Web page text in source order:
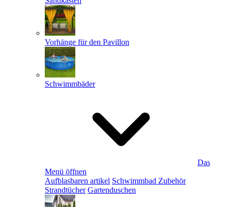
Vorhänge für den Pavillon
Schwimmbäder
Das
Menü öffnen
Aufblasbaren artikel Schwimmbad Zubehör
Strandtücher Gartenduschen